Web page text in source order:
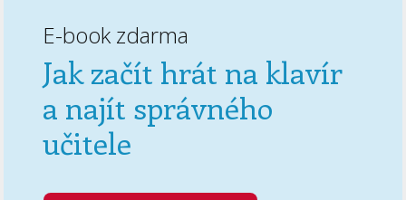
E-book zdarma
Jak začít hrát na klavír
a najít správného
učitele